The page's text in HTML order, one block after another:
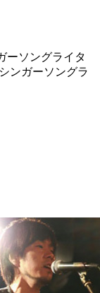
ーソングライタ
ンガーソングラ